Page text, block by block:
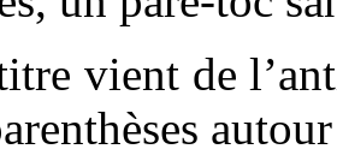
vient de